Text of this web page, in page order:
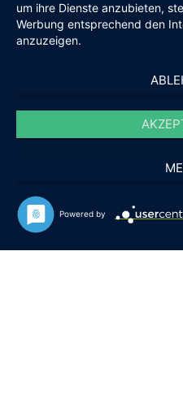
um ihre Dienste anzubieten,
Werbung entsprechend den
anzuzeigen.
Powered by